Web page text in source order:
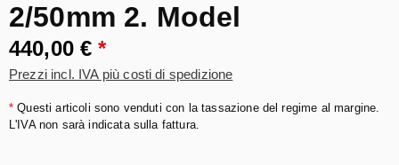
2/50mm 2. Model
440,00 €*
Prezzi incl. IVA più costi di spedizione
* Questi articoli sono venduti con la tassazione del regime al margine.
L'IVA non sarà indicata sulla fattura.